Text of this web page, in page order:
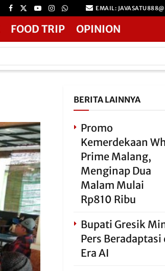
EMAIL:
FOOD TRIP OPINION
BERITA LAINNYA
Promo
Kemerdekaan
Prime Malang,
Menginap Dua
Malam Mulai
Rp810 Ribu
Bupati Gresik
Pers Beradaptasi
Era AI